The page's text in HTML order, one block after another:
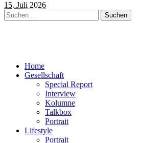
15. Juli 2026
Suchen
nach:
Home
Gesellschaft
Special Report
Interview
Kolumne
Talkbox
Portrait
Lifestyle
Portrait